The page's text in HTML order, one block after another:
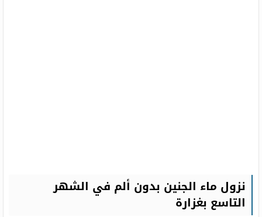
نزول ماء الجنين بدون ألم في الشهر
التاسع بغزارة